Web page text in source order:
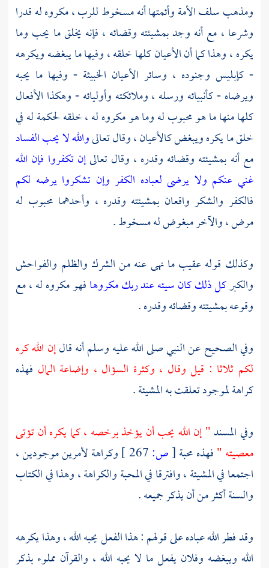
ومذهب سلف الأمة وأئمتها أنه مسخوط للرب ، مكروه له قدرا
وشرعا ، مع أنه وجد بمشيئته وقضائه ، فإنه يخلق ما يحب وما
يكره ، وهذا كما أن الأعيان كلها خلقه ، وفيها ما يبغضه ويكرهه
- كإبليس وجنوده ، وسائر الأعيان الخبيثة - وفيها ما يحبه
ويرضاه - كأنبيائه ورسله ، وملائكته وأوليائه - وهكذا الأفعال
كلها منها ما هو محبوب له وما هو مكروه له ، خلقه لحكمة له في
خلق ما يكره ويبغض كالأعيان ، وقال تعالىوالله لا يحب الفساد
مع أنه بمشيئته وقضائه وقدره ، وقال تعالىإن تكفروا فإن الله
غني عنكم ولا يرضى لعباده الكفر وإن تشكروا يرضه لكم
فالكفر والشكر واقعان بمشيئته وقدره ، وأحدهما محبوب له
مرض ، والآخر مبغوض له مسخوط .
وكذلك قوله عقيب ما نهى عنه من الشرك والظلم والفواحش
والكبركل ذلك كان سيئه عند ربك مكروهافهو مكروه له ، مع
وقوعه بمشيئته وقضائه وقدره .
وفي الصحيح عن النبي صلى الله عليه وسلم أنه قالإن الله كره
لكم ثلاثا : قيل وقال ، وكثرة السؤال ، وإضاعة المال فهذه
كراهة لموجود تعلقت به المشيئة .
وفي المسند" إن الله يحب أن يؤخذ برخصه ، كما يكره أن تؤتى
معصيته "فهذه محبة[ص:
وكراهة لأمرين موجودين ،
اجتمعا في المشيئة ، وافترقا في المحبة والكراهة ، وهذا في الكتاب
والسنة أكثر من أن يذكر جميعه .
وقد فطر الله عباده على قولهم : هذا الفعل يحبه الله ، وهذا يكرهه
الله ويبغضه وفلان يفعل ما لا يحبه الله ، والقرآن مملوء بذكر